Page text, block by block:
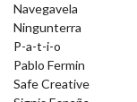
Navegavela
Ningunterra
P-a-t-i-o
Pablo Fermin
Safe Creative